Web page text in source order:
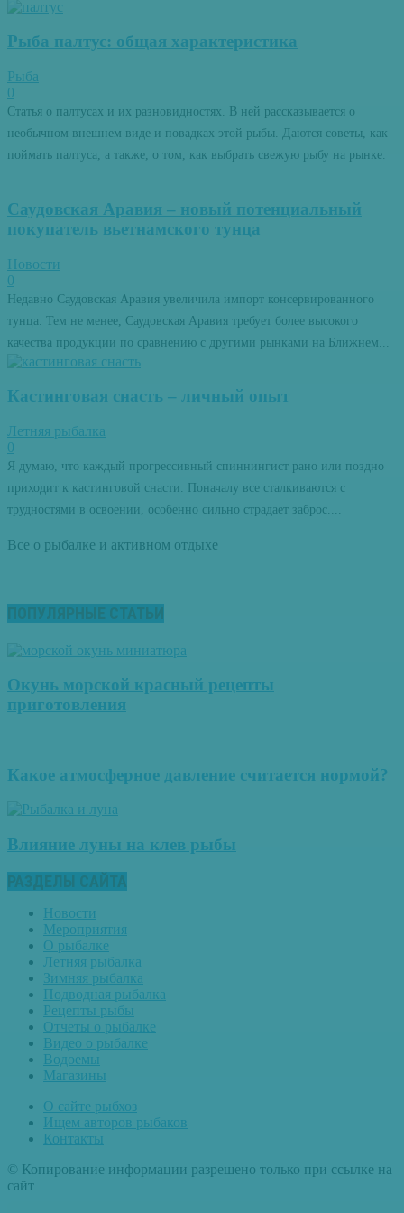
Рыба палтус: общая характеристика
Рыба
0
Статья о палтусах и их разновидностях. В ней рассказывается о
необычном внешнем виде и повадках этой рыбы. Даются советы, как
поймать палтуса, а также, о том, как выбрать свежую рыбу на рынке.
Саудовская Аравия – новый потенциальный
покупатель вьетнамского тунца
Новости
0
Недавно Саудовская Аравия увеличила импорт консервированного
тунца. Тем не менее, Саудовская Аравия требует более высокого
качества продукции по сравнению с другими рынками на Ближнем...
Кастинговая снасть – личный опыт
Летняя рыбалка
0
Я думаю, что каждый прогрессивный спиннингист рано или поздно
приходит к кастинговой снасти. Поначалу все сталкиваются с
трудностями в освоении, особенно сильно страдает заброс....
Все о рыбалке и активном отдыхе
ПОПУЛЯРНЫЕ СТАТЬИ
Окунь морской красный рецепты
приготовления
Какое атмосферное давление считается нормой?
Влияние луны на клев рыбы
РАЗДЕЛЫ САЙТА
Новости
Мероприятия
О рыбалке
Летняя рыбалка
Зимняя рыбалка
Подводная рыбалка
Рецепты рыбы
Отчеты о рыбалке
Видео о рыбалке
Водоемы
Магазины
О сайте рыбхоз
Ищем авторов рыбаков
Контакты
© Копирование информации разрешено только при ссылке на
сайт